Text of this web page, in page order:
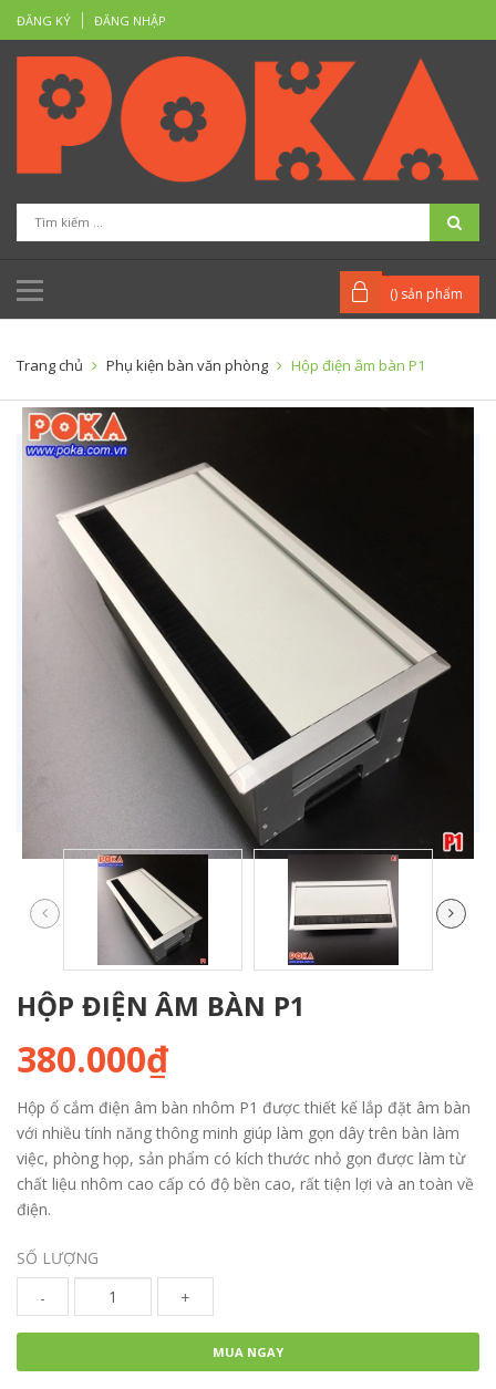
ĐĂNG KÝ ĐĂNG NHẬP
() sản phẩm
Trang chủ Phụ kiện bàn văn phòng Hộp điện âm bàn P1
HỘP ĐIỆN ÂM BÀN P1
380.000₫
Hộp ổ cắm điện âm bàn nhôm P1 được thiết kế lắp đặt âm bàn
với nhiều tính năng thông minh giúp làm gọn dây trên bàn làm
việc, phòng họp, sản phẩm có kích thước nhỏ gọn được làm từ
chất liệu nhôm cao cấp có độ bền cao, rất tiện lợi và an toàn về
điện.
SỐ LƯỢNG
-
+
MUA NGAY